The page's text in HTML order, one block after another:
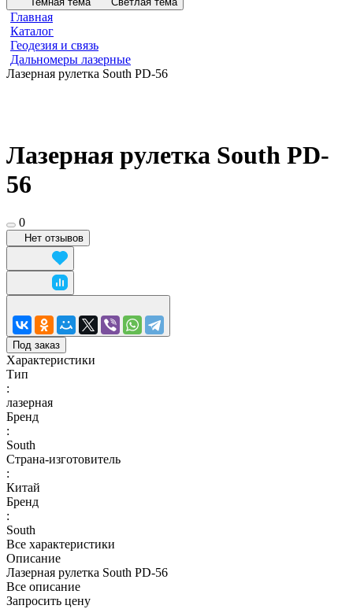
Главная
Каталог
Геодезия и связь
Дальномеры лазерные
Лазерная рулетка South PD-56
Лазерная рулетка South PD-
56
0
Нет отзывов
Под заказ
Характеристики
Тип
:
лазерная
Бренд
:
South
Страна-изготовитель
:
Китай
Бренд
:
South
Все характеристики
Описание
Лазерная рулетка South PD-56
Все описание
Запросить цену